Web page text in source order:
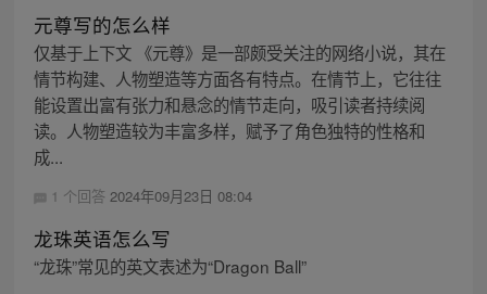
元尊写的怎么样
仅基于上下文 《元尊》是一部颇受关注的网络小说，其在
情节构建、人物塑造等方面各有特点。在情节上，它往往
能设置出富有张力和悬念的情节走向，吸引读者持续阅
读。人物塑造较为丰富多样，赋予了角色独特的性格和
成...
1 个回答 2024年09月23日 08:04
龙珠英语怎么写
“龙珠”常见的英文表述为“Dragon Ball”